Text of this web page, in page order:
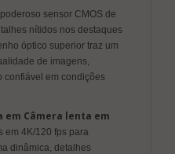
sensor CMOS de
nítidos nos destaques
óptico superior traz um
de imagens,
confiável em condições
Câmera lenta em
em 4K/120 fps para
dinâmica, detalhes